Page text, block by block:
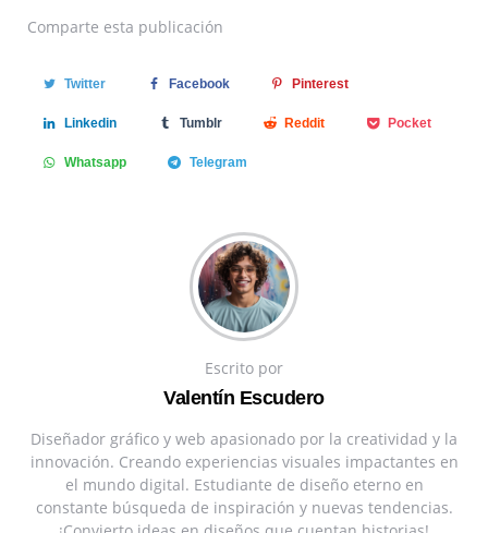
Comparte esta publicación
Twitter Facebook Pinterest
Linkedin Tumblr Reddit Pocket
Whatsapp Telegram
Escrito por
Valentín Escudero
Diseñador gráfico y web apasionado por la creatividad y la
innovación. Creando experiencias visuales impactantes en
el mundo digital. Estudiante de diseño eterno en
constante búsqueda de inspiración y nuevas tendencias.